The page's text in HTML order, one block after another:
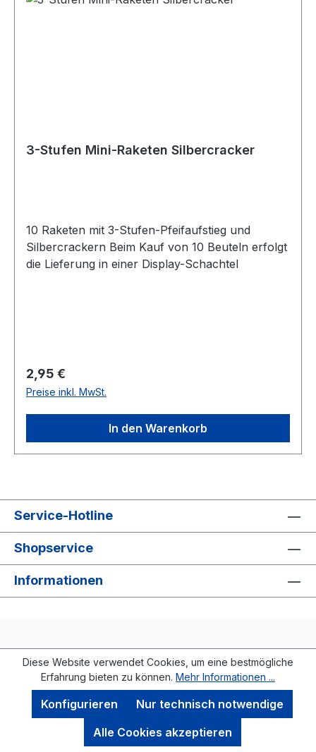
3-Stufen Mini-Raketen Silbercracker
10 Raketen mit 3-Stufen-Pfeifaufstieg und
Silbercrackern Beim Kauf von 10 Beuteln erfolgt
die Lieferung in einer Display-Schachtel
Regulärer Preis:
2,95 €
Preise inkl. MwSt.
In den Warenkorb
Service-Hotline
Shopservice
Informationen
* Alle Preise inkl. gesetzl. Mehrwertsteuer. Es erfolgt
kein Versand!
Sternentanz Feuerwerk 2025
Diese Website verwendet Cookies, um eine bestmögliche
Erfahrung bieten zu können. Mehr Informationen ...
Nur technisch notwendige
Konfigurieren
Alle Cookies akzeptieren